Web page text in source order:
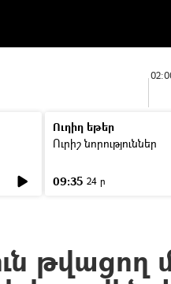
Ուղիղ եթեր
Ուրիշ նորություններ
09:35 24 ր
թվացող